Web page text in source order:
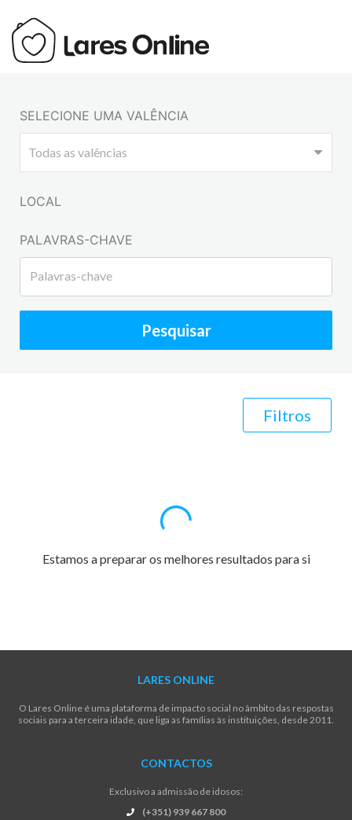
SELECIONE UMA VALÊNCIA
LOCAL
PALAVRAS-CHAVE
Pesquisar
Filtros
Estamos a preparar os melhores resultados para si
LARES ONLINE
O Lares Online é uma plataforma de impacto social no âmbito das respostas
sociais para a terceira idade, que liga as famílias às instituições, desde 2011.
CONTACTOS
Exclusivo a admissão de idosos:
(+351) 939 667 800